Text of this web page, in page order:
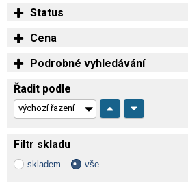
Status
Cena
Podrobné vyhledávání
Řadit podle
Filtr skladu
skladem vše